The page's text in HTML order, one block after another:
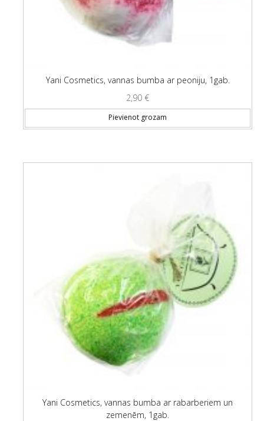
Yani Cosmetics, vannas bumba ar peoniju, 1gab.
2,90 €
Pievienot grozam
Yani Cosmetics, vannas bumba ar rabarberiem un
zemenēm, 1gab.